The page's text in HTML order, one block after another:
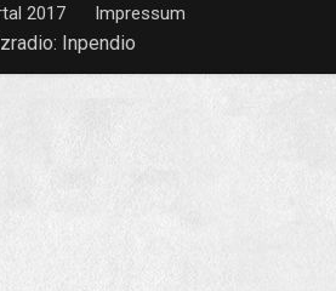
2017 Impressum
Inpendio